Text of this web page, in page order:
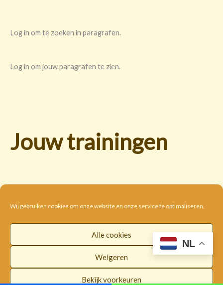
Wij gebruiken cookies om onze website en onze service te optimaliseren.
Alle cookies
Weigeren
Bekijk voorkeuren
Log in om te zoeken in paragrafen.
Log in om jouw paragrafen te zien.
Jouw trainingen
Disclaimer
Privacybeleid
Algemene voorwaarden
Facebook
NL